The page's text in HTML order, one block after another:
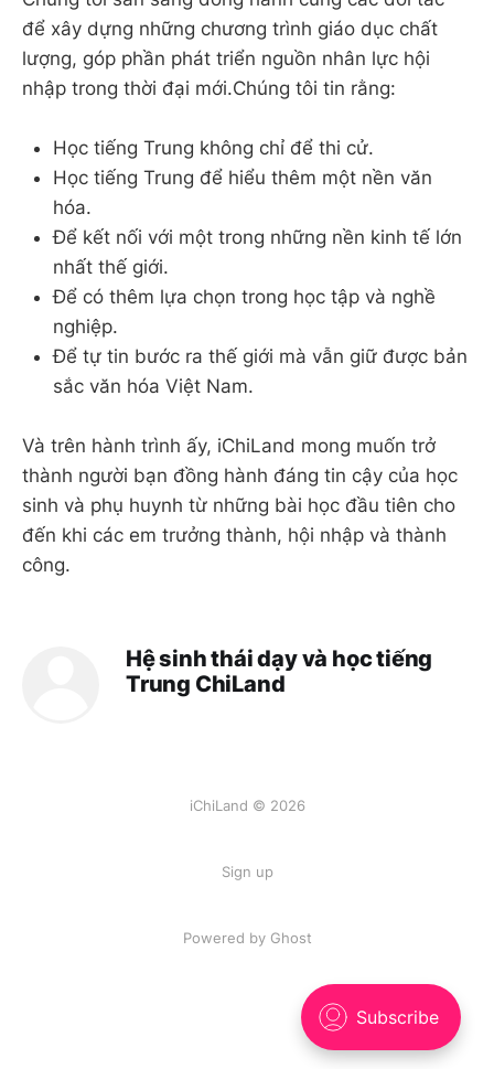
để xây dựng những chương trình giáo dục chất
lượng, góp phần phát triển nguồn nhân lực hội
nhập trong thời đại mới.Chúng tôi tin rằng:
Học tiếng Trung không chỉ để thi cử.
Học tiếng Trung để hiểu thêm một nền văn
hóa.
Để kết nối với một trong những nền kinh tế lớn
nhất thế giới.
Để có thêm lựa chọn trong học tập và nghề
nghiệp.
Để tự tin bước ra thế giới mà vẫn giữ được bản
sắc văn hóa Việt Nam.
Và trên hành trình ấy, iChiLand mong muốn trở
thành người bạn đồng hành đáng tin cậy của học
sinh và phụ huynh từ những bài học đầu tiên cho
đến khi các em trưởng thành, hội nhập và thành
công.
Hệ sinh thái dạy và học tiếng
Trung ChiLand
iChiLand © 2026
Sign up
Powered by Ghost